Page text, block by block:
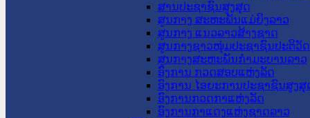
ສານປະຊາຊົນສູງສຸດ
ສູນກາງ ສະຫະພັນແມ່ຍິງລາວ
ສູນກາງ ແນວລາວສ້າງຊາດ
ສູນກາງຊາວໜຸ່ມປະຊາຊົນປະຕິວັ
ສູນກາງສະຫະພັນກຳມະບານລາວ
ອົງການ ກວດສອບແຫ່ງລັດ
ອົງການ ໄອຍະການປະຊາຊົນສູງສຸ
ອົງການກວດກາແຫ່ງລັດ
ອົງການກາແດງແຫ່ງຊາດລາວ